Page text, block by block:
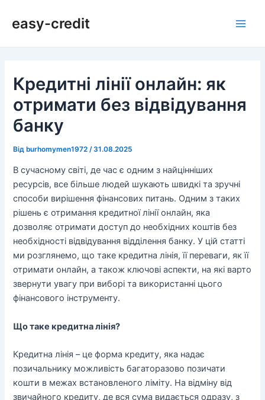
easy-credit
Кредитні лінії онлайн: як
отримати без відвідування
банку
Відburhomymen1972 /31.08.2025
В сучасному світі, де час є одним з найцінніших
ресурсів, все більше людей шукають швидкі та зручні
способи вирішення фінансових питань. Одним з таких
рішень є отримання кредитної лінії онлайн, яка
дозволяє отримати доступ до необхідних коштів без
необхідності відвідування відділення банку. У цій статті
ми розглянемо, що таке кредитна лінія, її переваги, як її
отримати онлайн, а також ключові аспекти, на які варто
звернути увагу при виборі та використанні цього
фінансового інструменту.
Що таке кредитна лінія?
Кредитна лінія – це форма кредиту, яка надає
позичальнику можливість багаторазово позичати
кошти в межах встановленого ліміту. На відміну від
звичайного кредиту, де вся сума видається одразу, з
по